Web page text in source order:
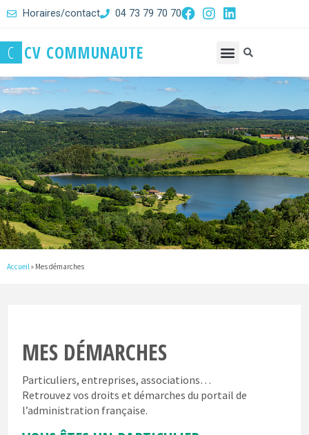
Horaires/contact 04 73 79 70 70
C CV COMMUNAUTE
Accueil » Mes démarches
MES DÉMARCHES
Particuliers, entreprises, associations…
Retrouvez vos droits et démarches du portail de
l’administration française.